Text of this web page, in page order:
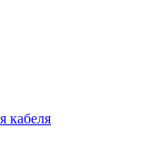
кабеля